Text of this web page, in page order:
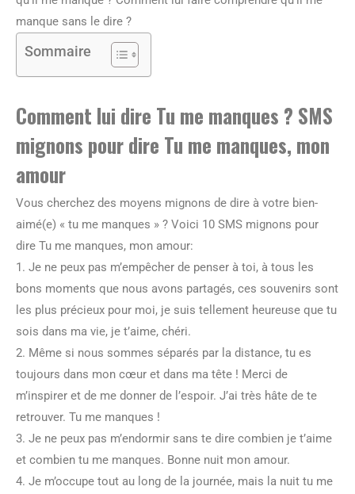
manque sans le dire ?
Sommaire
Comment lui dire Tu me manques ? SMS
mignons pour dire Tu me manques, mon
amour
Vous cherchez des moyens mignons de dire à votre bien-
aimé(e) « tu me manques » ? Voici 10 SMS mignons pour
dire Tu me manques, mon amour:
1. Je ne peux pas m’empêcher de penser à toi, à tous les
bons moments que nous avons partagés, ces souvenirs sont
les plus précieux pour moi, je suis tellement heureuse que tu
sois dans ma vie, je t’aime, chéri.
2. Même si nous sommes séparés par la distance, tu es
toujours dans mon cœur et dans ma tête ! Merci de
m’inspirer et de me donner de l’espoir. J’ai très hâte de te
retrouver. Tu me manques !
3. Je ne peux pas m’endormir sans te dire combien je t’aime
et combien tu me manques. Bonne nuit mon amour.
4. Je m’occupe tout au long de la journée, mais la nuit tu me